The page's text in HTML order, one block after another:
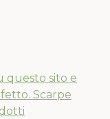
questo sito e
Scarpe